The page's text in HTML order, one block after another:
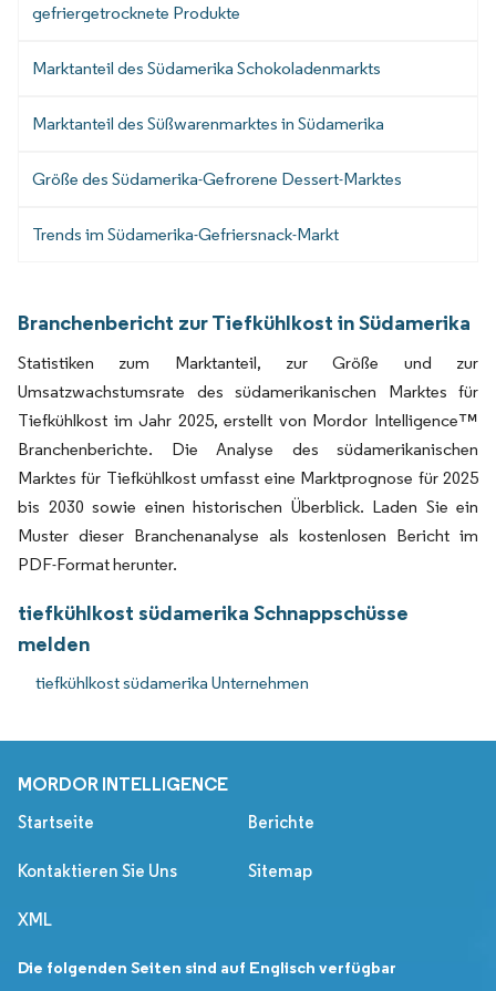
gefriergetrocknete Produkte
Marktanteil des Südamerika Schokoladenmarkts
Marktanteil des Süßwarenmarktes in Südamerika
Größe des Südamerika-Gefrorene Dessert-Marktes
Trends im Südamerika-Gefriersnack-Markt
Branchenbericht zur Tiefkühlkost in Südamerika
Statistiken zum Marktanteil, zur Größe und zur
Umsatzwachstumsrate des südamerikanischen Marktes für
Tiefkühlkost im Jahr 2025, erstellt von Mordor Intelligence™
Branchenberichte. Die Analyse des südamerikanischen
Marktes für Tiefkühlkost umfasst eine Marktprognose für 2025
bis 2030 sowie einen historischen Überblick. Laden Sie ein
Muster dieser Branchenanalyse als kostenlosen Bericht im
PDF-Format herunter.
tiefkühlkost südamerika Schnappschüsse
melden
tiefkühlkost südamerika Unternehmen
MORDOR INTELLIGENCE
Startseite Berichte
Kontaktieren Sie Uns Sitemap
XML
Die folgenden Seiten sind auf Englisch verfügbar